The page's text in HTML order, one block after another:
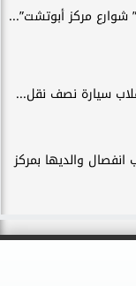
شوارع مركز أبوتشت”...
والديها بمركز